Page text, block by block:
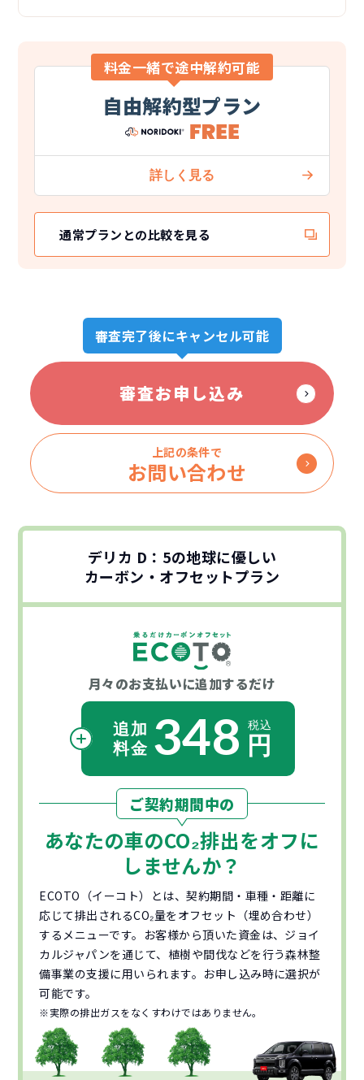
料金一緒で途中解約可能
自由解約型プラン
通常プランとの比較を見る
審査完了後にキャンセル可能
審査お申し込み
上記の条件で
お問い合わせ
デリカ D：5の地球に優しい
カーボン・オフセットプラン
月々のお支払いに追加するだけ
348
ご契約期間中の
あなたの車のCO₂排出をオフに
しませんか？
ECOTO（イーコト）とは、契約期間・車種・距離に
応じて排出されるCO₂量をオフセット（埋め合わせ）
するメニューです。お客様から頂いた資金は、ジョイ
カルジャパンを通じて、植樹や間伐などを行う森林整
備事業の支援に用いられます。お申し込み時に選択が
可能です。
※実際の排出ガスをなくすわけではありません。